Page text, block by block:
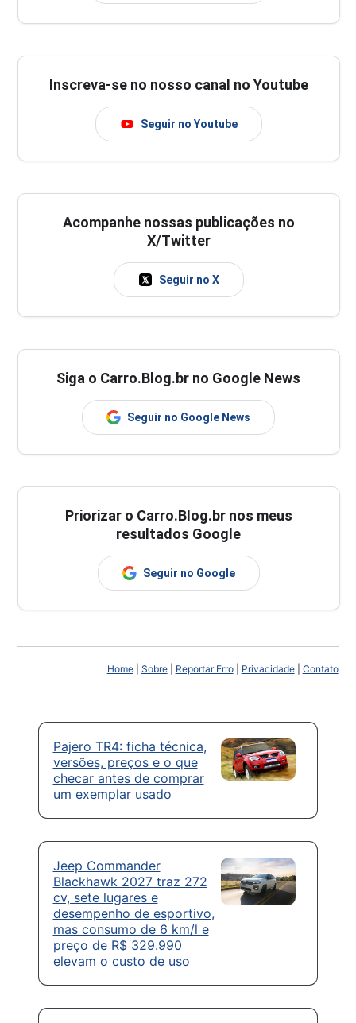
Inscreva-se no nosso canal no Youtube
Seguir no Youtube
Acompanhe nossas publicações no
X/Twitter
Seguir no X
Siga o Carro.Blog.br no Google News
Seguir no Google News
Priorizar o Carro.Blog.br nos meus
resultados Google
Seguir no Google
Home| Sobre| Reportar Erro| Privacidade| Contato
Pajero TR4: ficha técnica,
versões, preços e o que
checar antes de comprar
um exemplar usado
Jeep Commander
Blackhawk 2027 traz 272
cv, sete lugares e
desempenho de esportivo,
mas consumo de 6 km/l e
preço de R$ 329.990
elevam o custo de uso